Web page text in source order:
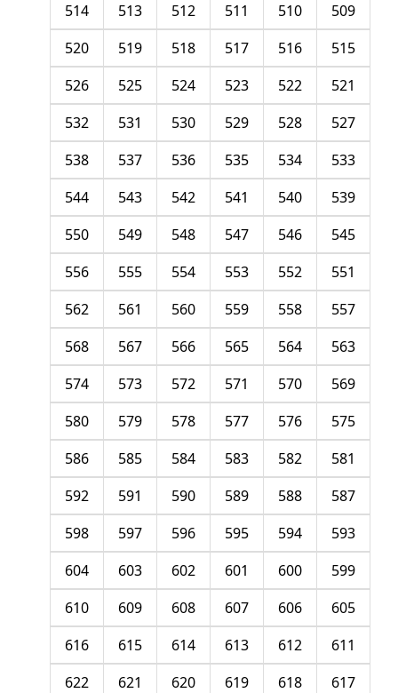
509
510
511
512
513
514
515
516
517
518
519
520
521
522
523
524
525
526
527
528
529
530
531
532
533
534
535
536
537
538
539
540
541
542
543
544
545
546
547
548
549
550
551
552
553
554
555
556
557
558
559
560
561
562
563
564
565
566
567
568
569
570
571
572
573
574
575
576
577
578
579
580
581
582
583
584
585
586
587
588
589
590
591
592
593
594
595
596
597
598
599
600
601
602
603
604
605
606
607
608
609
610
611
612
613
614
615
616
617
618
619
620
621
622